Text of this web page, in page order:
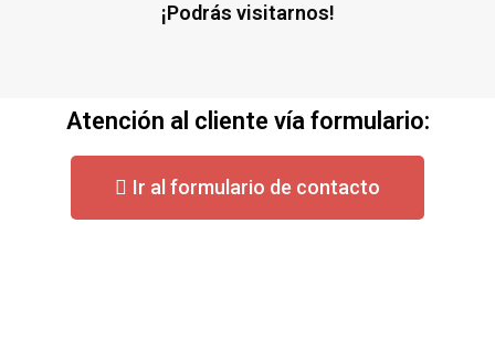
¡Podrás visitarnos!
Atención al cliente vía formulario:
Ir al formulario de contacto